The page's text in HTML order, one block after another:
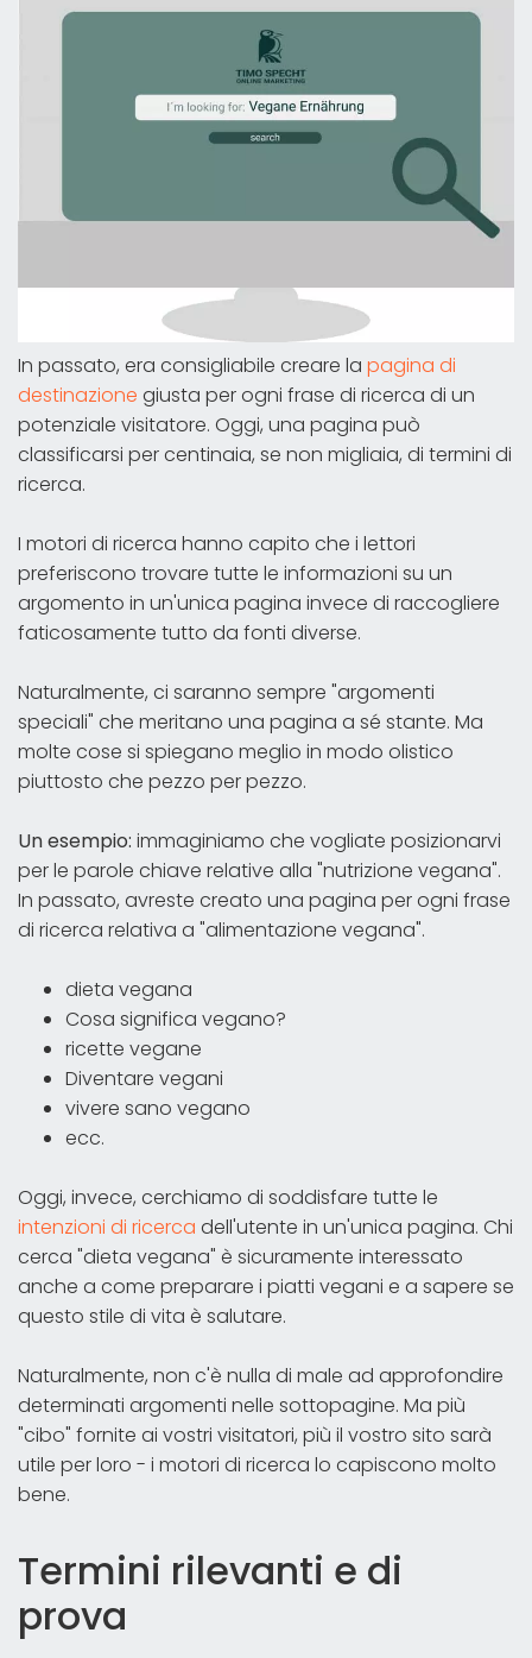
In passato, era consigliabile creare la pagina di
destinazione giusta per ogni frase di ricerca di un
potenziale visitatore. Oggi, una pagina può
classificarsi per centinaia, se non migliaia, di termini di
ricerca.
I motori di ricerca hanno capito che i lettori
preferiscono trovare tutte le informazioni su un
argomento in un'unica pagina invece di raccogliere
faticosamente tutto da fonti diverse.
Naturalmente, ci saranno sempre "argomenti
speciali" che meritano una pagina a sé stante. Ma
molte cose si spiegano meglio in modo olistico
piuttosto che pezzo per pezzo.
Un esempio: immaginiamo che vogliate posizionarvi
per le parole chiave relative alla "nutrizione vegana".
In passato, avreste creato una pagina per ogni frase
di ricerca relativa a "alimentazione vegana".
dieta vegana
Cosa significa vegano?
ricette vegane
Diventare vegani
vivere sano vegano
ecc.
Oggi, invece, cerchiamo di soddisfare tutte le
intenzioni di ricerca dell'utente in un'unica pagina. Chi
cerca "dieta vegana" è sicuramente interessato
anche a come preparare i piatti vegani e a sapere se
questo stile di vita è salutare.
Naturalmente, non c'è nulla di male ad approfondire
determinati argomenti nelle sottopagine. Ma più
"cibo" fornite ai vostri visitatori, più il vostro sito sarà
utile per loro - i motori di ricerca lo capiscono molto
bene.
Termini rilevanti e di
prova